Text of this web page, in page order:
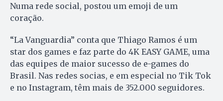
Numa rede social, postou um emoji de um
coração.
“La Vanguardia” conta que Thiago Ramos é um
star dos games e faz parte do 4K EASY GAME, uma
das equipes de maior sucesso de e-games do
Brasil. Nas redes socias, e em especial no Tik Tok
e no Instagram, têm mais de 352.000 seguidores.